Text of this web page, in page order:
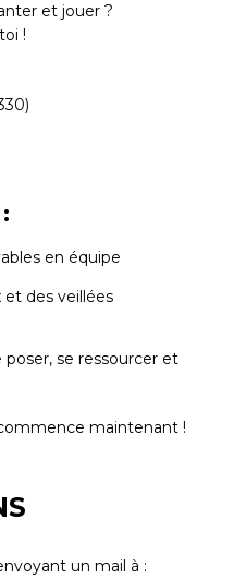
et jouer ?
!
en équipe
et des veillées
se ressourcer et
maintenant !
un mail à :